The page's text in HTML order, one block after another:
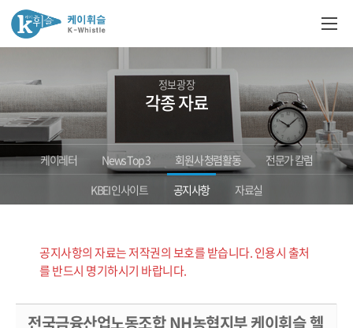
정보광장
각종 자료
케이레터 News Top 3 회원사 청렴활동
전문가 칼럼
KBEI 인사이트
공지사항 자료실
공지사항의 자료는 저작권의 보호를 받습니다. 인용시 출처
를 반드시 명기하시기 바랍니다.
전국금융산업노동조합 NH농협지부 케이휘슬 헬